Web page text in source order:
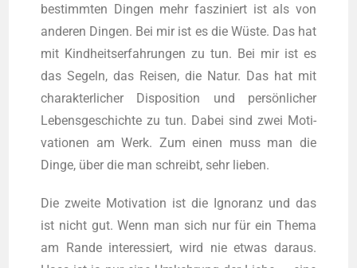
bestimm­ten Din­gen mehr fas­zi­niert ist als von
ande­ren Din­gen. Bei mir ist es die Wüs­te. Das hat
mit Kind­heits­er­fah­run­gen zu tun. Bei mir ist es
das Segeln, das Rei­sen, die Natur. Das hat mit
cha­rak­ter­li­cher Dis­po­si­ti­on und per­sön­li­cher
Lebens­ge­schich­te zu tun. Dabei sind zwei Moti­
va­tio­nen am Werk. Zum einen muss man die
Din­ge, über die man schreibt, sehr lieben.
Die zwei­te Moti­va­ti­on ist die Igno­ranz und das
ist nicht gut. Wenn man sich nur für ein The­ma
am Ran­de inter­es­siert, wird nie etwas dar­aus.